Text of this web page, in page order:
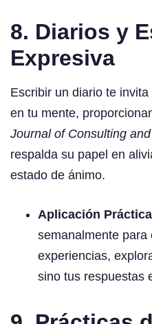
8. Diarios y
Expresiva
Escribir un diario te
en tu mente,
Journal of Consulting
respalda su papel en
estado de ánimo.
Aplicación Práctica
semanalmente para
experiencias,
sino tus respuestas